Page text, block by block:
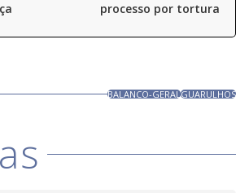
processo por tortura
BALANCO-GERALGUARULHOS